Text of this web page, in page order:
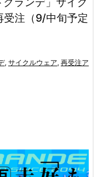
注（9/中旬予定
, サイクルウェア, 再受注ア